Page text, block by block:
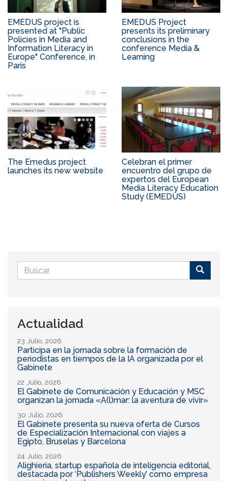
EMEDUS project is
presented at "Public
Policies in Media and
Information Literacy in
Europe" Conference, in
Paris
EMEDUS Project
presents its preliminary
conclusions in the
conference Media &
Learning
The Emedus project
launches its new website
Celebran el primer
encuentro del grupo de
expertos del European
Media Literacy Education
Study (EMEDUS)
Formulario
de
Actualidad
23 Julio, 2026
Participa en la jornada sobre la formación de
periodistas en tiempos de la IA organizada por el
Gabinete
22 Julio, 2026
El Gabinete de Comunicación y Educación y MSC
organizan la jornada «A(l)mar: la aventura de vivir»
30 Julio, 2026
El Gabinete presenta su nueva oferta de Cursos
de Especialización Internacional con viajes a
Egipto, Bruselas y Barcelona
24 Julio, 2026
Alighieria, startup española de inteligencia editorial,
destacada por ‘Publishers Weekly’ como empresa